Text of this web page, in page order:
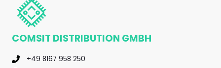
COMSIT DISTRIBUTION GMBH
+49 8167 958 250